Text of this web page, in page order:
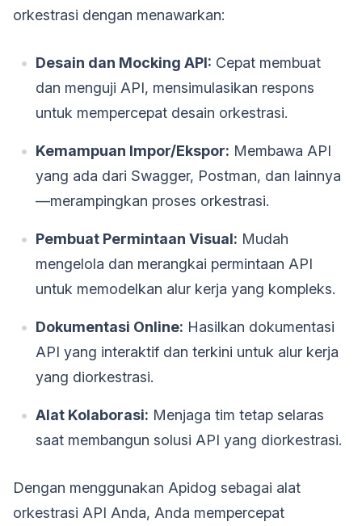
orkestrasi dengan menawarkan:
Desain dan Mocking API: Cepat membuat
dan menguji API, mensimulasikan respons
untuk mempercepat desain orkestrasi.
Kemampuan Impor/Ekspor: Membawa API
yang ada dari Swagger, Postman, dan lainnya
—merampingkan proses orkestrasi.
Pembuat Permintaan Visual: Mudah
mengelola dan merangkai permintaan API
untuk memodelkan alur kerja yang kompleks.
Dokumentasi Online: Hasilkan dokumentasi
API yang interaktif dan terkini untuk alur kerja
yang diorkestrasi.
Alat Kolaborasi: Menjaga tim tetap selaras
saat membangun solusi API yang diorkestrasi.
Dengan menggunakan Apidog sebagai alat
orkestrasi API Anda, Anda mempercepat